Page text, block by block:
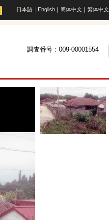
日本語 ｜ English ｜ 簡体中文 ｜ 繁体中文
調査番号：009-00001554